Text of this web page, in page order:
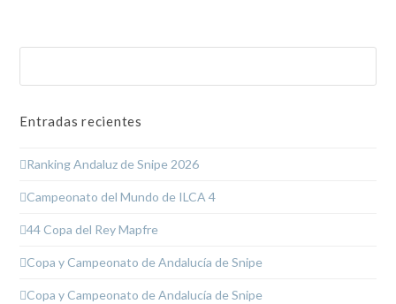
Entradas recientes
Ranking Andaluz de Snipe 2026
Campeonato del Mundo de ILCA 4
44 Copa del Rey Mapfre
Copa y Campeonato de Andalucía de Snipe
Copa y Campeonato de Andalucía de Snipe